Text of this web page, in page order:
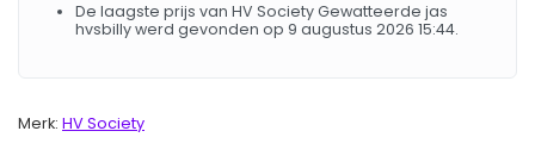
De laagste prijs van HV Society Gewatteerde jas
hvsbilly werd gevonden op 9 augustus 2026 15:44.
Merk: HV Society